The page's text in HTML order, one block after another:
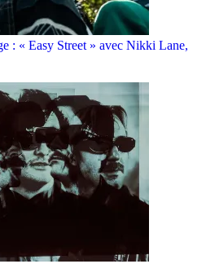
: « Easy Street » avec Nikki Lane,